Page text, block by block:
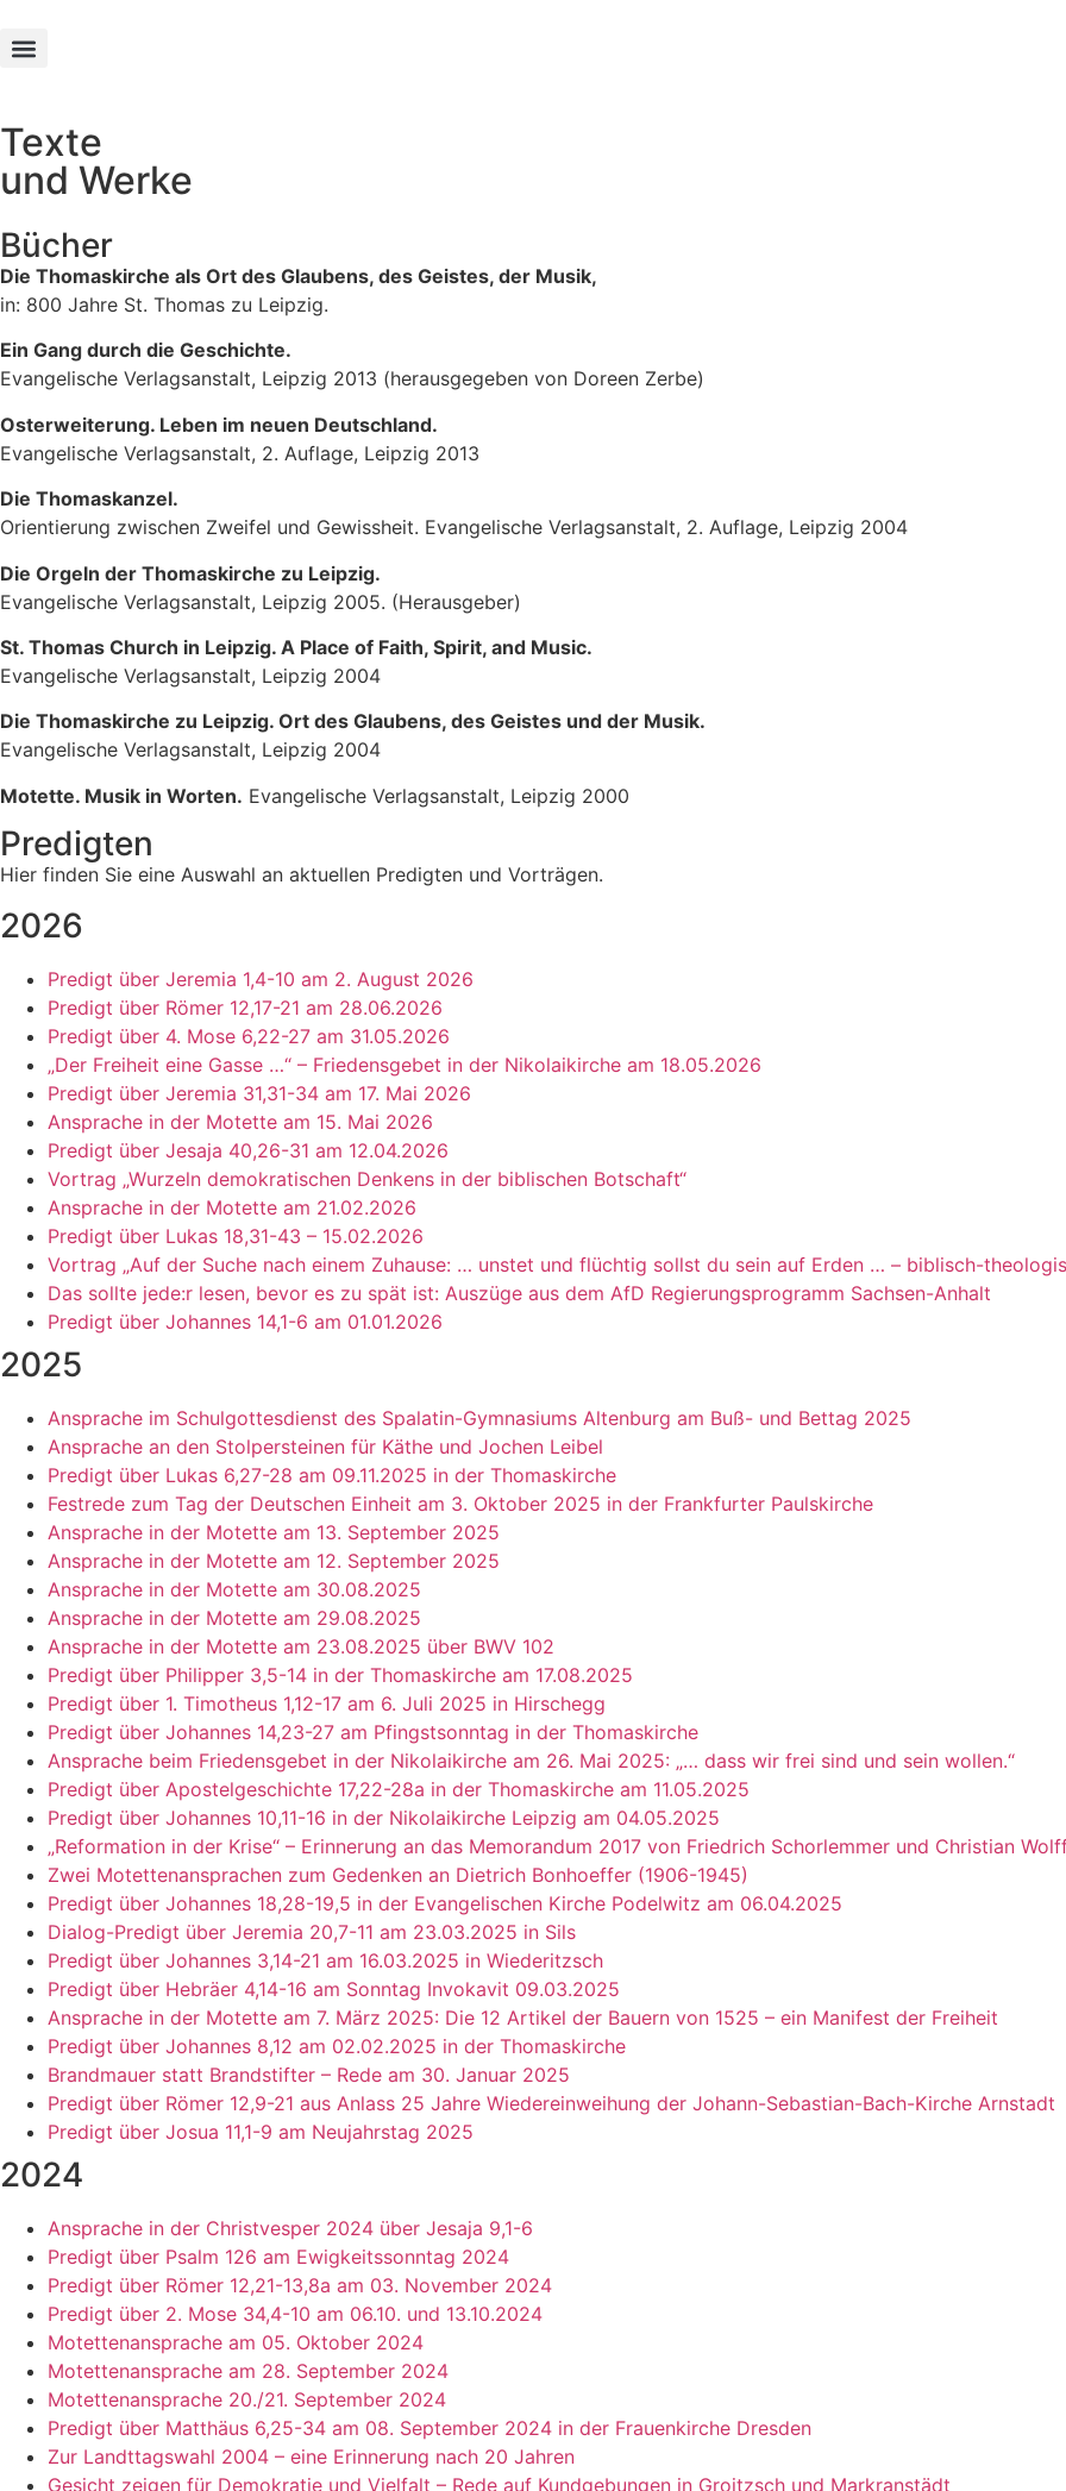
Texte
und Werke
Bücher
Die Thomaskirche als Ort des Glaubens, des Geistes, der Musik,
in: 800 Jahre St. Thomas zu Leipzig.
Ein Gang durch die Geschichte.
Evangelische Verlagsanstalt, Leipzig 2013 (herausgegeben von Doreen Zerbe)
Osterweiterung. Leben im neuen Deutschland.
Evangelische Verlagsanstalt, 2. Auflage, Leipzig 2013
Die Thomaskanzel.
Orientierung zwischen Zweifel und Gewissheit. Evangelische Verlagsanstalt, 2. Auflage, Leipzig 2004
Die Orgeln der Thomaskirche zu Leipzig.
Evangelische Verlagsanstalt, Leipzig 2005. (Herausgeber)
St. Thomas Church in Leipzig. A Place of Faith, Spirit, and Music.
Evangelische Verlagsanstalt, Leipzig 2004
Die Thomaskirche zu Leipzig. Ort des Glaubens, des Geistes und der Musik.
Evangelische Verlagsanstalt, Leipzig 2004
Motette. Musik in Worten. Evangelische Verlagsanstalt, Leipzig 2000
Predigten
Hier finden Sie eine Auswahl an aktuellen Predigten und Vorträgen.
2026
Predigt über Jeremia 1,4-10 am 2. August 2026
Predigt über Römer 12,17-21 am 28.06.2026
Predigt über 4. Mose 6,22-27 am 31.05.2026
„Der Freiheit eine Gasse …“ – Friedensgebet in der Nikolaikirche am 18.05.2026
Predigt über Jeremia 31,31-34 am 17. Mai 2026
Ansprache in der Motette am 15. Mai 2026
Predigt über Jesaja 40,26-31 am 12.04.2026
Vortrag „Wurzeln demokratischen Denkens in der biblischen Botschaft“
Ansprache in der Motette am 21.02.2026
Predigt über Lukas 18,31-43 – 15.02.2026
Vortrag „Auf der Suche nach einem Zuhause: … unstet und flüchtig sollst du sein auf Erden … – biblisch-
Das sollte jede:r lesen, bevor es zu spät ist: Auszüge aus dem AfD Regierungsprogramm Sachsen-Anhalt
Predigt über Johannes 14,1-6 am 01.01.2026
2025
Ansprache im Schulgottesdienst des Spalatin-Gymnasiums Altenburg am Buß- und Bettag 2025
Ansprache an den Stolpersteinen für Käthe und Jochen Leibel
Predigt über Lukas 6,27-28 am 09.11.2025 in der Thomaskirche
Festrede zum Tag der Deutschen Einheit am 3. Oktober 2025 in der Frankfurter Paulskirche
Ansprache in der Motette am 13. September 2025
Ansprache in der Motette am 12. September 2025
Ansprache in der Motette am 30.08.2025
Ansprache in der Motette am 29.08.2025
Ansprache in der Motette am 23.08.2025 über BWV 102
Predigt über Philipper 3,5-14 in der Thomaskirche am 17.08.2025
Predigt über 1. Timotheus 1,12-17 am 6. Juli 2025 in Hirschegg
Predigt über Johannes 14,23-27 am Pfingstsonntag in der Thomaskirche
Ansprache beim Friedensgebet in der Nikolaikirche am 26. Mai 2025: „… dass wir frei sind und sein wollen.“
Predigt über Apostelgeschichte 17,22-28a in der Thomaskirche am 11.05.2025
Predigt über Johannes 10,11-16 in der Nikolaikirche Leipzig am 04.05.2025
„Reformation in der Krise“ – Erinnerung an das Memorandum 2017 von Friedrich Schorlemmer und Christian
Zwei Motettenansprachen zum Gedenken an Dietrich Bonhoeffer (1906-1945)
Predigt über Johannes 18,28-19,5 in der Evangelischen Kirche Podelwitz am 06.04.2025
Dialog-Predigt über Jeremia 20,7-11 am 23.03.2025 in Sils
Predigt über Johannes 3,14-21 am 16.03.2025 in Wiederitzsch
Predigt über Hebräer 4,14-16 am Sonntag Invokavit 09.03.2025
Ansprache in der Motette am 7. März 2025: Die 12 Artikel der Bauern von 1525 – ein Manifest der Freiheit
Predigt über Johannes 8,12 am 02.02.2025 in der Thomaskirche
Brandmauer statt Brandstifter – Rede am 30. Januar 2025
Predigt über Römer 12,9-21 aus Anlass 25 Jahre Wiedereinweihung der Johann-Sebastian-Bach-Kirche Arnstadt
Predigt über Josua 11,1-9 am Neujahrstag 2025
2024
Ansprache in der Christvesper 2024 über Jesaja 9,1-6
Predigt über Psalm 126 am Ewigkeitssonntag 2024
Predigt über Römer 12,21-13,8a am 03. November 2024
Predigt über 2. Mose 34,4-10 am 06.10. und 13.10.2024
Motettenansprache am 05. Oktober 2024
Motettenansprache am 28. September 2024
Motettenansprache 20./21. September 2024
Predigt über Matthäus 6,25-34 am 08. September 2024 in der Frauenkirche Dresden
Zur Landttagswahl 2004 – eine Erinnerung nach 20 Jahren
Gesicht zeigen für Demokratie und Vielfalt – Rede auf Kundgebungen in Groitzsch und Markranstädt